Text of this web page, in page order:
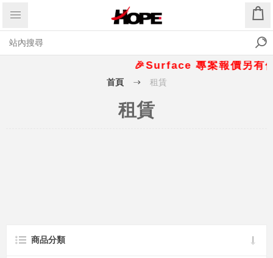
🎉Surface 專案報價另有
首頁 租賃
租賃
商品分類